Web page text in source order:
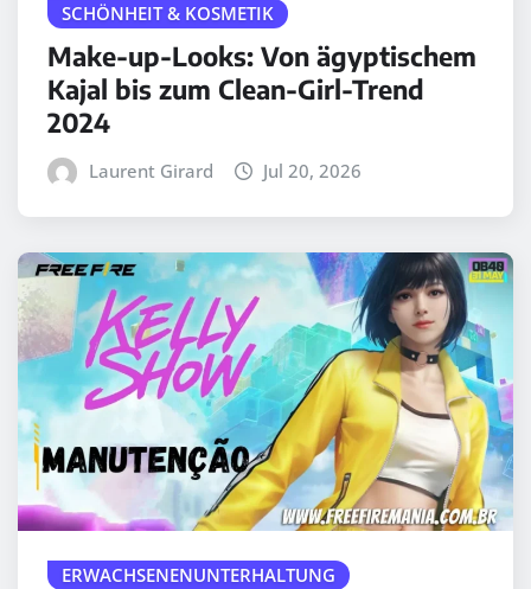
SCHÖNHEIT & KOSMETIK
Make-up-Looks: Von ägyptischem
Kajal bis zum Clean-Girl-Trend
2024
Laurent Girard Jul 20, 2026
ERWACHSENENUNTERHALTUNG